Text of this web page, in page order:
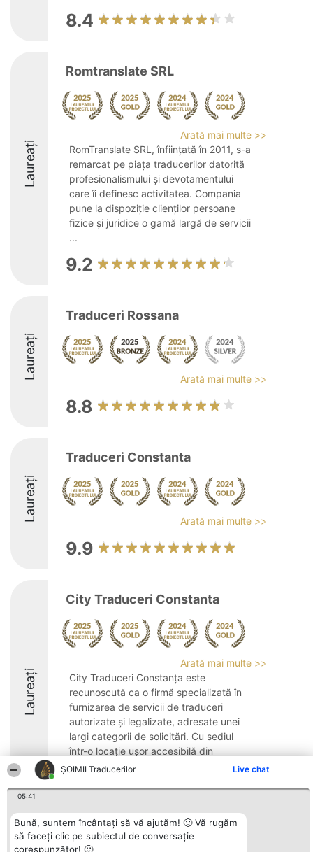
ȘOIMII Traducerilor Live chat
05:41
Bună, suntem încântați să vă ajutăm! 🙂 Vă rugăm
să faceți clic pe subiectul de conversație
corespunzător! 🙂
8.4
Laureați
Romtranslate SRL
Arată mai multe >>
RomTranslate SRL, înființată în 2011, s-a
remarcat pe piața traducerilor datorită
profesionalismului și devotamentului
care îi definesc activitatea. Compania
pune la dispoziție clienților persoane
fizice și juridice o gamă largă de servicii
...
9.2
Laureați
Traduceri Rossana
Arată mai multe >>
8.8
Laureați
Traduceri Constanta
Arată mai multe >>
9.9
Laureați
City Traduceri Constanta
Arată mai multe >>
City Traduceri Constanța este
recunoscută ca o firmă specializată în
furnizarea de servicii de traduceri
autorizate și legalizate, adresate unei
largi categorii de solicitări. Cu sediul
într-o locație ușor accesibilă din
Constanța, compania ...
9.6
Organizator Ranking Plebiscyt